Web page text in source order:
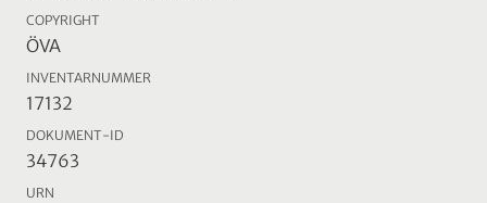
COPYRIGHT
ÖVA
INVENTARNUMMER
17132
DOKUMENT-ID
34763
URN